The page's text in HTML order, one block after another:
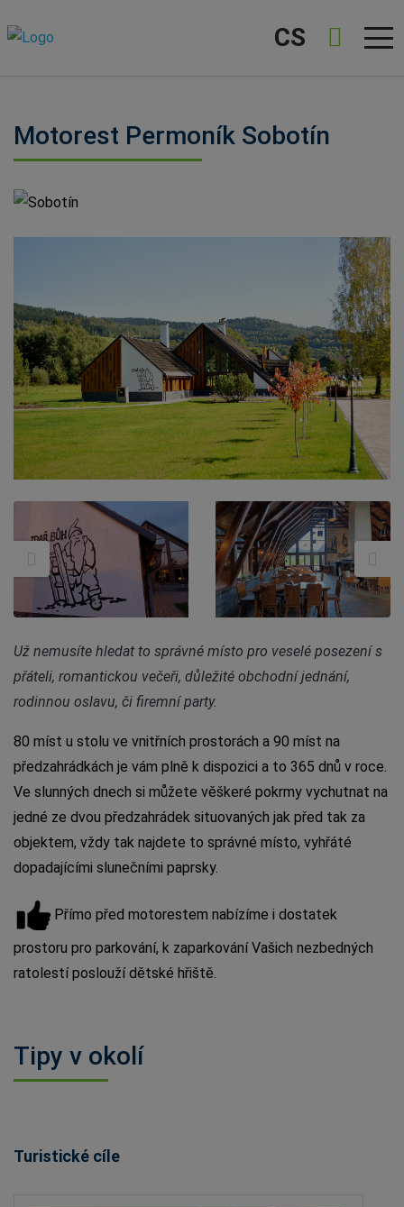
CS
Motorest Permoník Sobotín
Sobotín
Už nemusíte hledat to správné místo pro veselé posezení s
přáteli, romantickou večeři, důležité obchodní jednání,
rodinnou oslavu, či firemní party.
80 míst u stolu ve vnitřních prostorách a 90 míst na
předzahrádkách je vám plně k dispozici a to 365 dnů v roce.
Ve slunných dnech si můžete věškeré pokrmy vychutnat na
jedné ze dvou předzahrádek situovaných jak před tak za
objektem, vždy tak najdete to správné místo, vyhřáté
dopadajícími slunečními paprsky.
Přímo před motorestem nabízíme i dostatek
prostoru pro parkování, k zaparkování Vašich nezbedných
ratolestí poslouží dětské hřiště.
Tipy v okolí
Turistické cíle